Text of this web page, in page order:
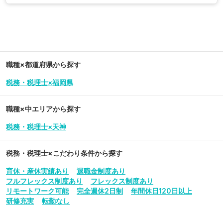
職種×都道府県から探す
税務・税理士×福岡県
職種×中エリアから探す
税務・税理士×天神
税務・税理士×こだわり条件から探す
育休・産休実績あり
退職金制度あり
フルフレックス制度あり
フレックス制度あり
リモートワーク可能
完全週休2日制
年間休日120日以上
研修充実
転勤なし